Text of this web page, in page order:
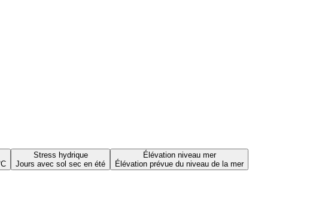
Stress hydrique
Jours avec sol sec en été
Élévation niveau mer
Élévation prévue du niveau de la mer